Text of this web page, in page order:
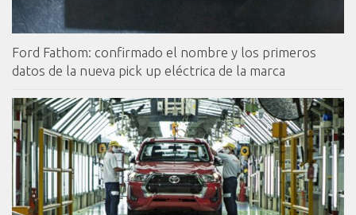
Ford Fathom: confirmado el nombre y los primeros
datos de la nueva pick up eléctrica de la marca